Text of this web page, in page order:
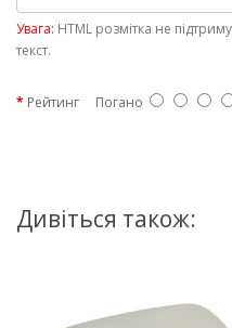
Увага: HTML розмітка не
текст.
Рейтинг Погано
Дивіться також: